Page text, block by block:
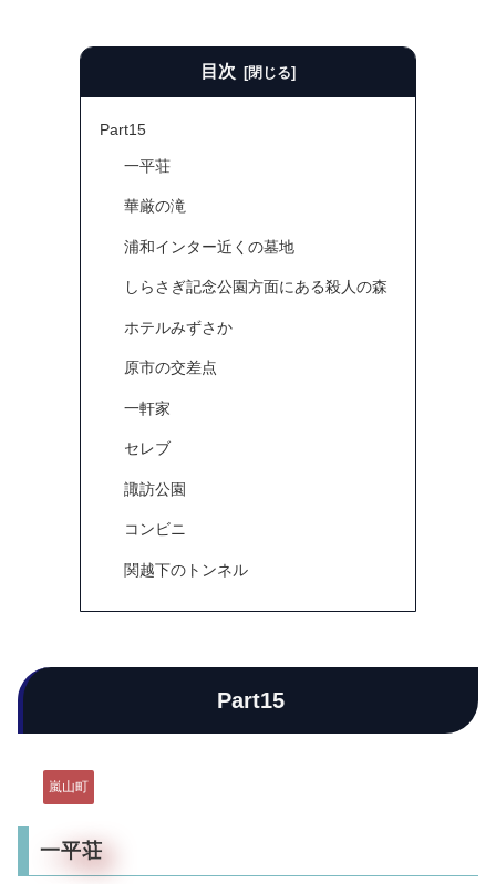
目次
Part15
一平荘
華厳の滝
浦和インター近くの墓地
しらさぎ記念公園方面にある殺人の森
ホテルみずさか
原市の交差点
一軒家
セレブ
諏訪公園
コンビニ
関越下のトンネル
Part15
嵐山町
一平荘